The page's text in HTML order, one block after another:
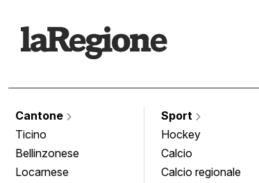
Cantone
Ticino
Bellinzonese
Locarnese
Sport
Hockey
Calcio
Calcio regionale